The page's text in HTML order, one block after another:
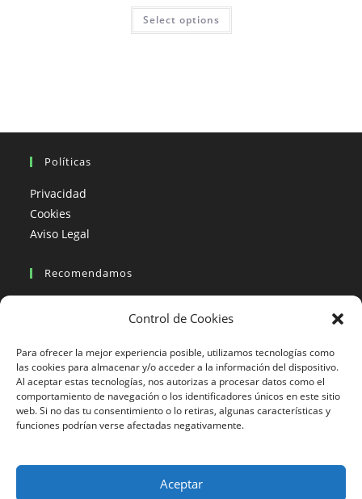
Control de Cookies
Para ofrecer la mejor experiencia posible, utilizamos tecnologías como
las cookies para almacenar y/o acceder a la información del dispositivo.
Al aceptar estas tecnologías, nos autorizas a procesar datos como el
comportamiento de navegación o los identificadores únicos en este sitio
web. Si no das tu consentimiento o lo retiras, algunas características y
funciones podrían verse afectadas negativamente.
Aceptar
Select options
Políticas
Privacidad
Cookies
Aviso Legal
Recomendamos
Viajes en moto organizados
Blogs viajes en moto
Más Visto
Viajes en moto India